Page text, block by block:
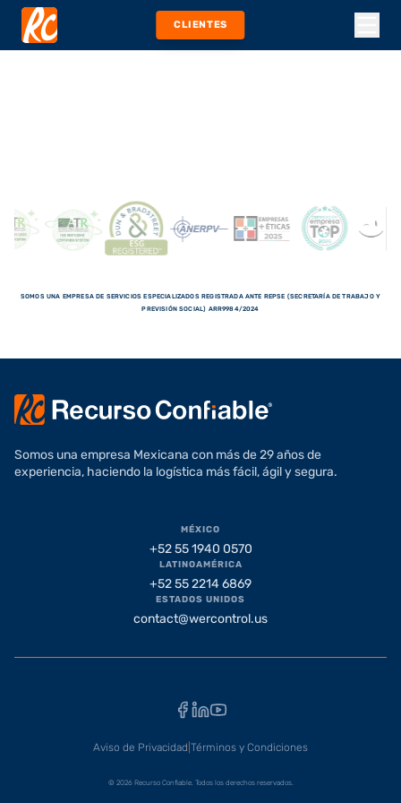
CLIENTES
SOMOS UNA EMPRESA DE SERVICIOS ESPECIALIZADOS REGISTRADA ANTE REPSE (SECRETARÍA DE TRABAJO Y
PREVISIÓN SOCIAL) ARR9984/2024
Somos una empresa Mexicana con más de 29 años de
experiencia, haciendo la logística más fácil, ágil y segura.
MÉXICO
+52 55 1940 0570
LATINOAMÉRICA
+52 55 2214 6869
ESTADOS UNIDOS
contact@wercontrol.us
© 2026 Recurso Confiable. Todos los derechos reservados.
Aviso de Privacidad Términos y Condiciones